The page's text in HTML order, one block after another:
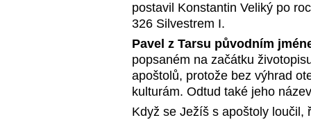
postavil Konstantin Veliký po
326 Silvestrem I.
Pavel z Tarsu původním
popsaném na začátku
apoštolů, protože bez výhrad
kulturám. Odtud také jeho
Když se Ježíš s apoštoly loučil,